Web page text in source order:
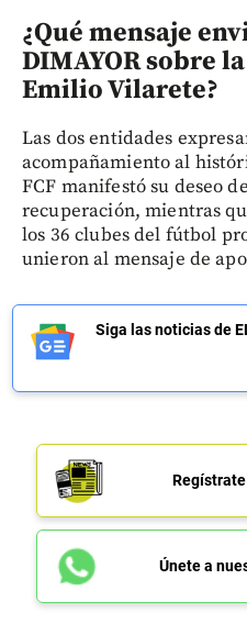
¿Qué mensaje
DIMAYOR sobre
Emilio Vilarete?
Las dos entidades
acompañamiento al
FCF manifestó su deseo
recuperación, mientras
los 36 clubes del fútbol
unieron al mensaje de
Siga las noticias de
Únete a